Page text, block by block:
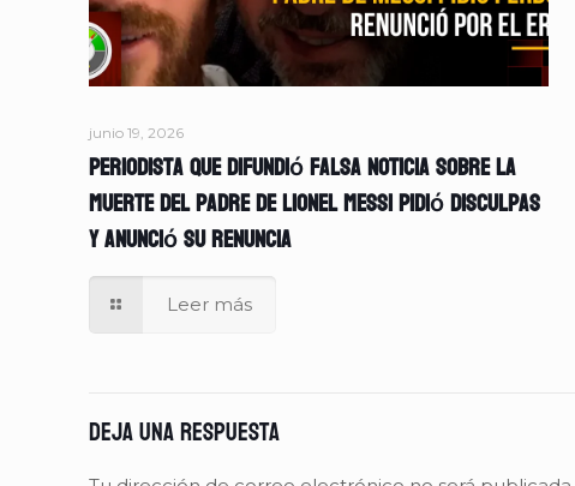
junio 19, 2026
Periodista que difundió falsa noticia sobre la
muerte del padre de Lionel Messi pidió disculpas
y anunció su renuncia
Leer más
Deja una respuesta